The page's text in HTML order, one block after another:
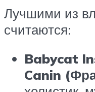
Лучшими из
считаются:
Babycat
Canin (